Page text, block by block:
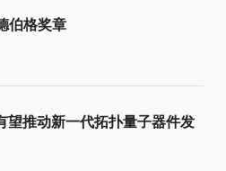
伯格奖章
望推动新一代拓扑量子器件发